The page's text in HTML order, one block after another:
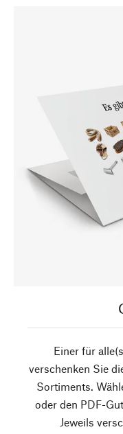
Einer für
verschenken Sie
Sortiments.
oder den PDF-
Jeweils